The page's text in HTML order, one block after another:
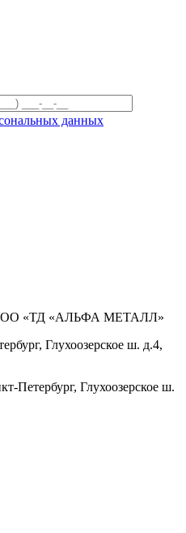
данных
«ТД «АЛЬФА МЕТАЛЛ»
Глухоозерское ш. д.4,
Петербург, Глухоозерское ш.